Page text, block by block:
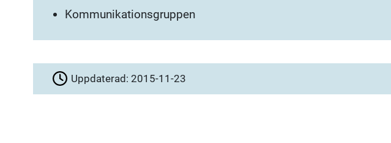
Kommunikationsgruppen
Uppdaterad:2015-11-23